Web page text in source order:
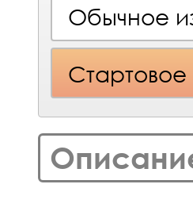
Обычное
Стартовое